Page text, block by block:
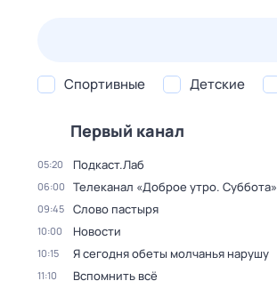
Спортивные Детские
Первый канал
05:20 Подкаст.Лаб
06:00 Телеканал «Доброе утро. Суббота»
09:45 Слово пастыря
10:00 Новости
10:15 Я сегодня обеты молчанья нарушу
11:10 Вспомнить всё